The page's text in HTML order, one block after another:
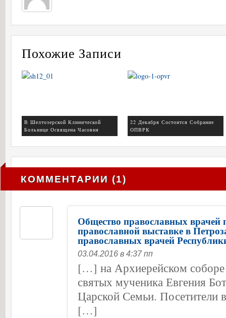
Похожие Записи
В Шелтозерской Клинической
Больнице Освящена Часовня
22 Декабря Состоится Собрание
ОПВРК
КОММЕНТАРИИ (1)
Общество православных врачей
православной выставке в
православных врачей
03.04.2016 в 4:37 пп
[…] на Архиерейском соборе
святых мученика Евгения
Царской Семьи. Посетители
[…]